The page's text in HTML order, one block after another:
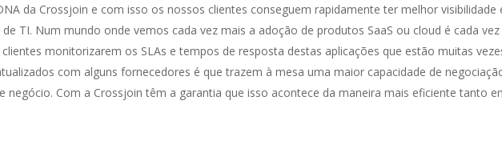
da Crossjoin e com isso os nossos clientes conseguem rapidamente ter melhor visibilidade
TI. Num mundo onde vemos cada vez mais a adoção de produtos SaaS ou cloud é cada vez
monitorizarem os SLAs e tempos de resposta destas aplicações que estão muitas
com alguns fornecedores é que trazem à mesa uma maior capacidade de
negócio. Com a Crossjoin têm a garantia que isso acontece da maneira mais eficiente tanto